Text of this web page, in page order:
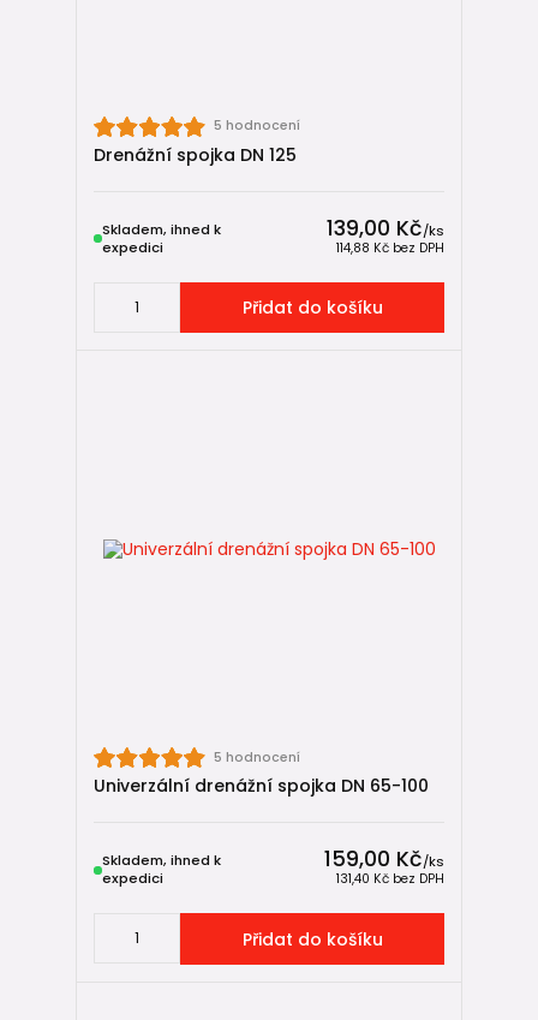
5 hodnocení
Drenážní spojka DN 125
139,00 Kč/ks
114,88 Kč bez DPH
Skladem, ihned k
expedici
Přidat do košíku
5 hodnocení
Univerzální drenážní spojka DN 65-100
159,00 Kč/ks
131,40 Kč bez DPH
Skladem, ihned k
expedici
Přidat do košíku